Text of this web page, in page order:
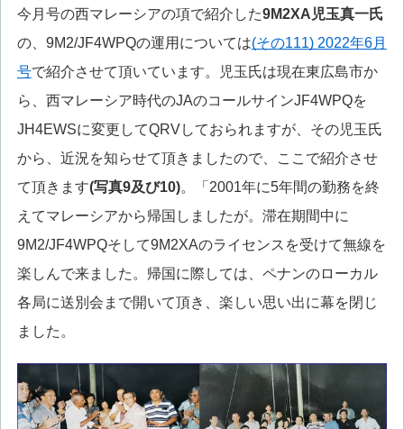
今月号の西マレーシアの項で紹介した9M2XA児玉真一氏
の、9M2/JF4WPQの運用については(その111) 2022年6月
号で紹介させて頂いています。児玉氏は現在東広島市か
ら、西マレーシア時代のJAのコールサインJF4WPQを
JH4EWSに変更してQRVしておられますが、その児玉氏
から、近況を知らせて頂きましたので、ここで紹介させ
て頂きます(写真9及び10)。「2001年に5年間の勤務を終
えてマレーシアから帰国しましたが。滞在期間中に
9M2/JF4WPQそして9M2XAのライセンスを受けて無線を
楽しんで来ました。帰国に際しては、ペナンのローカル
各局に送別会まで開いて頂き、楽しい思い出に幕を閉じ
ました。